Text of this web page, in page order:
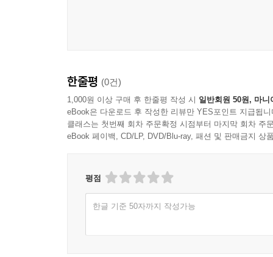
한편 황석영이 꿈처럼 그려내는 이야기 속에서
세상을 뜨게 되자 백만의 누이동생 이막음이
“방직공장에 취직하러 왔다가 혼자된 둘째 오빠를
대한 여러가지 전설을 만들어”(94면)내곤 했는데,
타고난 예지력으로 집안에 닥친 고난을 현명하게
문학사적 위업을 달성한 거장의 강한 필치
한줄평 (0건)
1,000원 이상 구매 후 한줄평 작성 시 일반회원 50원, 마니
eBook은 다운로드 후 작성한 리뷰만 YES포인트 지급됩니
클래스는 첫번째 회차 주문확정 시점부터 마지막 회차 주
eBook 페이백, CD/LP, DVD/Blu-ray, 패션 및 판매금지 상
평점
한글 기준 50자까지 작성가능